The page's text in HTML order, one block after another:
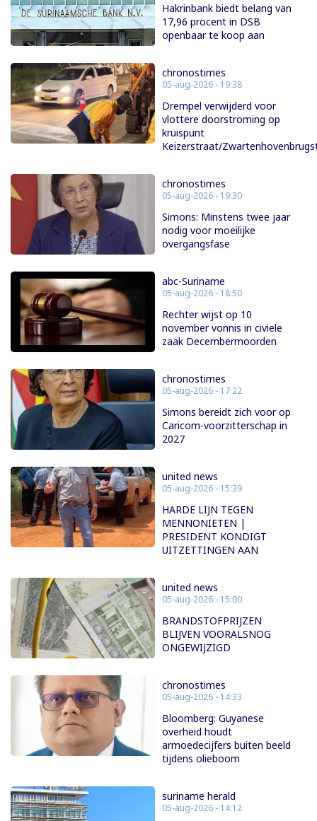
Hakrinbank biedt belang van
17,96 procent in DSB
openbaar te koop aan
chronostimes
05-aug-2026 - 19:38
Drempel verwijderd voor
vlottere doorstroming op
kruispunt
Keizerstraat/
chronostimes
05-aug-2026 - 19:30
Simons: Minstens twee jaar
nodig voor moeilijke
overgangsfase
abc-Suriname
05-aug-2026 - 18:50
Rechter wijst op 10
november vonnis in civiele
zaak Decembermoorden
chronostimes
05-aug-2026 - 17:22
Simons bereidt zich voor op
Caricom-voorzitterschap in
2027
united news
05-aug-2026 - 15:39
HARDE LIJN TEGEN
MENNONIETEN |
PRESIDENT KONDIGT
UITZETTINGEN AAN
united news
05-aug-2026 - 15:00
BRANDSTOFPRIJZEN
BLIJVEN VOORALSNOG
ONGEWIJZIGD
chronostimes
05-aug-2026 - 14:33
Bloomberg: Guyanese
overheid houdt
armoedecijfers buiten beeld
tijdens olieboom
suriname herald
05-aug-2026 - 14:12